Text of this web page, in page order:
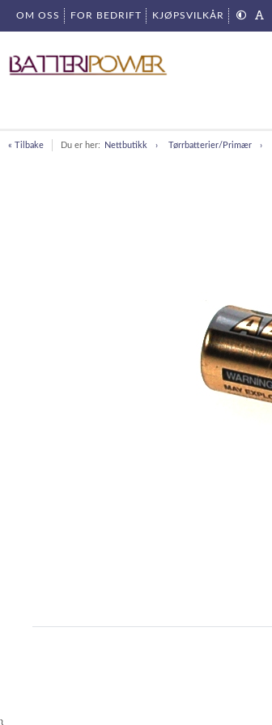
OM OSS FOR BEDRIFT KJØPSVILKÅR
« Tilbake Du er her: Nettbutikk Tørrbatterier/Primær
of